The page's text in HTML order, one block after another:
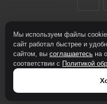
2026 ©
Мы используем файлы
сайт работал быстрее и
сайтом, вы соглашаетесь на
соответствии с Политикой